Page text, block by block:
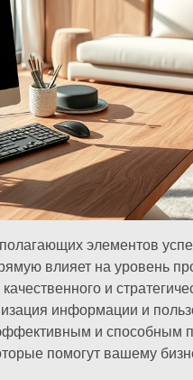
элементов
влияет на уровень
и
информации и
и способным
помогут вашему